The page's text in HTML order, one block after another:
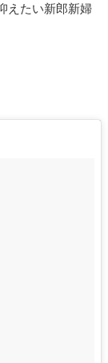
えたい新郎新婦